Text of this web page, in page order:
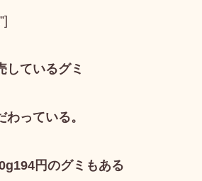
しているグミ
っている。
円のグミもある